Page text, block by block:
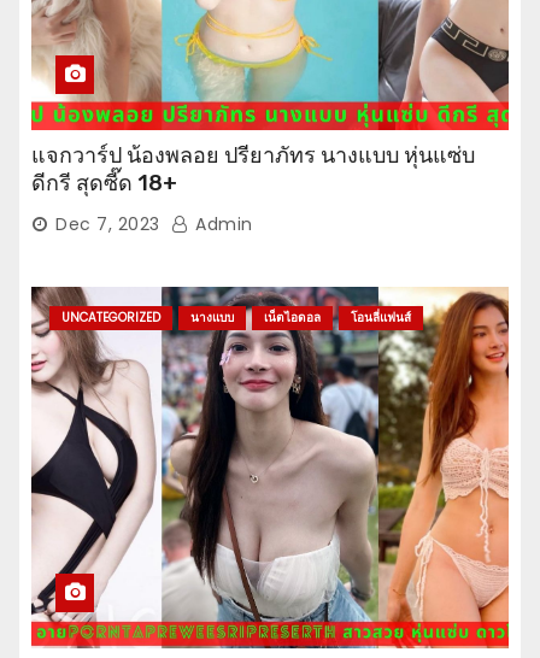
แจกวาร์ป น้องพลอย ปรียาภัทร นางแบบ หุ่นแซ่บ
ดีกรี สุดซี๊ด 18+
Dec 7, 2023 Admin
UNCATEGORIZED นางแบบ เน็ตไอดอล โอนลี่แฟนส์